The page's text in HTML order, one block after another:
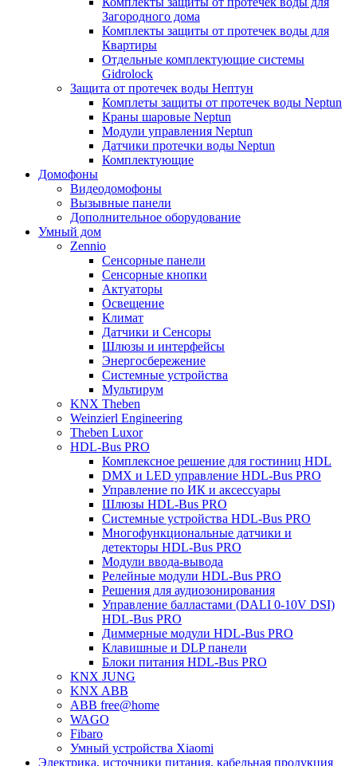
Загородного дома
Комплекты защиты от протечек воды для
Квартиры
Отдельные комплектующие системы
Gidrolock
Защита от протечек воды Нептун
Комплеты защиты от протечек воды Neptun
Краны шаровые Neptun
Модули управления Neptun
Датчики протечки воды Neptun
Комплектующие
Домофоны
Видеодомофоны
Вызывные панели
Дополнительное оборудование
Умный дом
Zennio
Сенсорные панели
Сенсорные кнопки
Актуаторы
Освещение
Климат
Датчики и Сенсоры
Шлюзы и интерфейсы
Энергосбережение
Системные устройства
Мультирум
KNX Theben
Weinzierl Engineering
Theben Luxor
HDL-Bus PRO
Комплексное решение для гостиниц HDL
DMX и LED управление HDL-Bus PRO
Управление по ИК и аксессуары
Шлюзы HDL-Bus PRO
Системные устройства HDL-Bus PRO
Многофункциональные датчики и
детекторы HDL-Bus PRO
Модули ввода-вывода
Релейные модули HDL-Bus PRO
Решения для аудиозонирования
Управление балластами (DALI 0-10V DSI)
HDL-Bus PRO
Диммерные модули HDL-Bus PRO
Клавишные и DLP панели
Блоки питания HDL-Bus PRO
KNX JUNG
KNX ABB
ABB free@home
WAGO
Fibaro
Умный устройства Xiaomi
Электрика, источники питания, кабельная продукция